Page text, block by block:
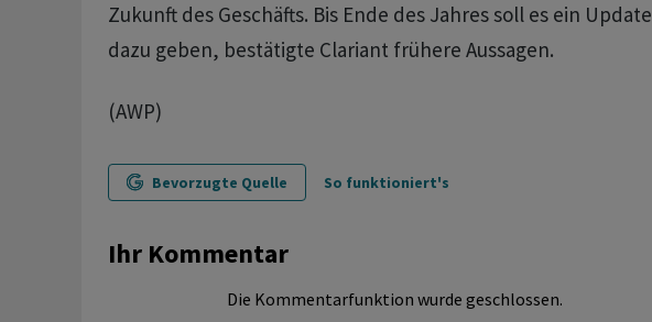
Zukunft des Geschäfts. Bis Ende des Jahres soll es ein Update
dazu geben, bestätigte Clariant frühere Aussagen.
(AWP)
Bevorzugte Quelle So funktioniert's
Ihr Kommentar
Die Kommentarfunktion wurde geschlossen.